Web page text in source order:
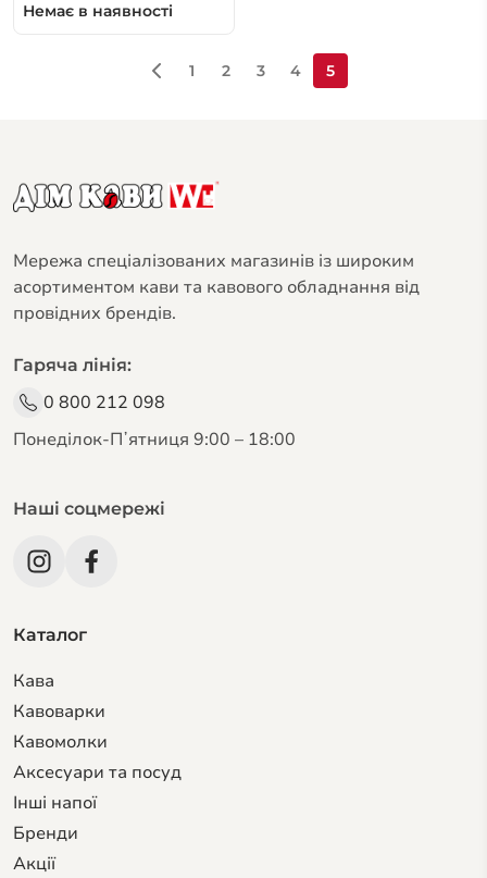
Немає в наявності
1 2 3 4 5
Мережа спеціалізованих магазинів із широким
асортиментом кави та кавового обладнання від
провідних брендів.
Гаряча лінія:
0 800 212 098
Понеділок-Пʼятниця 9:00 – 18:00
Наші соцмережі
Каталог
Кава
Кавоварки
Кавомолки
Аксесуари та посуд
Інші напої
Бренди
Акції